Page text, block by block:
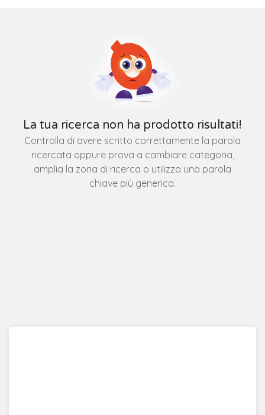
La tua ricerca non ha prodotto risultati!
Controlla di avere scritto correttamente la parola
ricercata oppure prova a cambiare categoria,
amplia la zona di ricerca o utilizza una parola
chiave più generica.